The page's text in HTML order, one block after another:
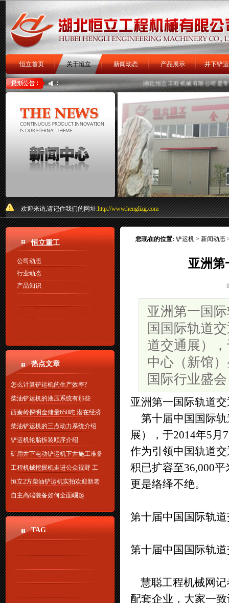
恒立首页 关于恒立 新闻动态 产品展示 井下铲
扒渣机 扒矿机 关于我们湖北恒立工程机械有限公司是专业
欢迎来访,请记住我们的网址:http://www.henglizg.com
恒立重工
公司动态
行业动态
产品知识
热点文章
怎么计算铲运机的生产效率?
柴油铲运机的液压系统有那些
西秦岭探明金储量650吨 潜在经济
柴油铲运机的三点动力系统介绍
铲运机轮胎拆装顺序介绍
矿用井下电动铲运机下井施工准备
工程机械挖掘机走进公众视野 工
恒立2方柴油铲运机实拍欢迎新老
自主高端装备如何全面崛起
TAG
您现在的位置: 铲运机> 新闻动态
亚洲第
亚洲第一国
国国际轨道
道交通展）
中心（新馆
国际行业盛
亚洲第一国际轨道
第十届中国国际轨
展），于2014年5月
作为引领中国轨道
积已扩容至36,000
更是络绎不绝。
第十届中国国际轨
第十届中国国际轨
慧聪工程机械网记
配套企业，大家一